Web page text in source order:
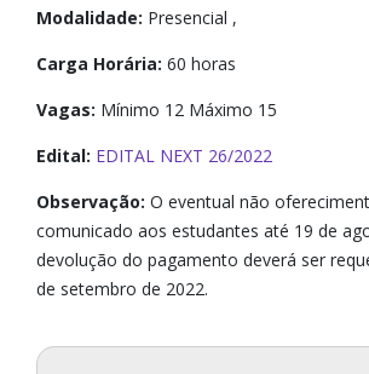
Modalidade: Presencial ,
Carga Horária: 60 horas
Vagas: Mínimo 12 Máximo 15
Edital: EDITAL NEXT 26/2022
Observação: O eventual não
comunicado aos estudantes até 19 de
devolução do pagamento deverá ser
de setembro de 2022.